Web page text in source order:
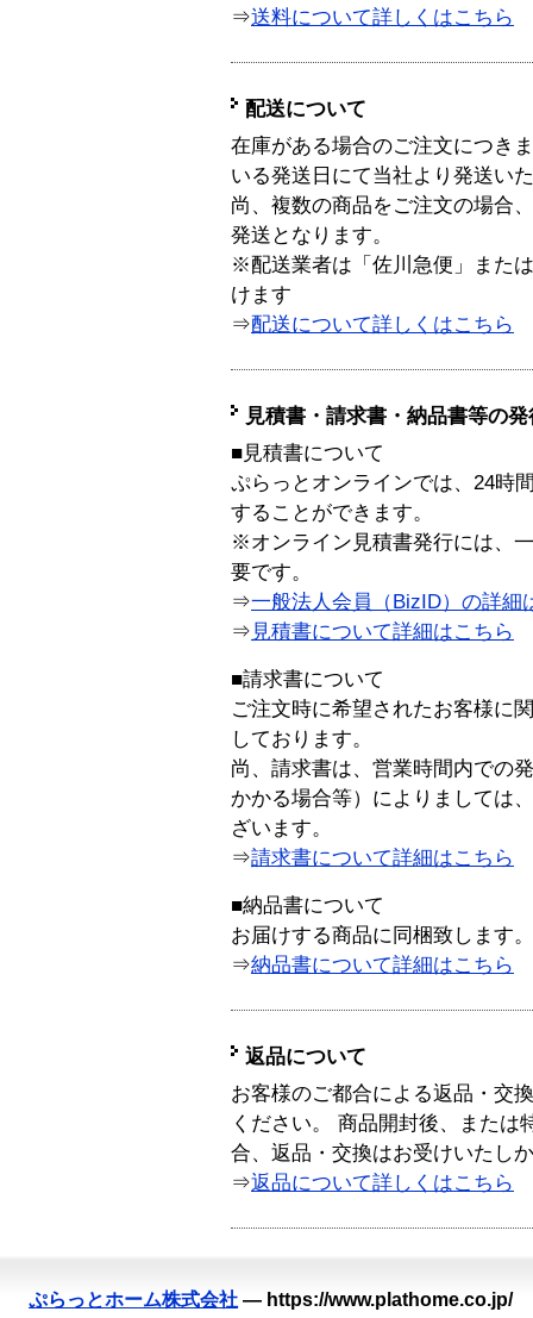
⇒送料について詳しくはこちら
配送について
在庫がある場合のご注文につき
いる発送日にて当社より発送い
尚、複数の商品をご注文の場合
発送となります。
※配送業者は「佐川急便」また
けます
⇒配送について詳しくはこちら
見積書・請求書・納品書等の
■見積書について
ぷらっとオンラインでは、24時
することができます。
※オンライン見積書発行には、
要です。
⇒一般法人会員（BizID）の詳細
⇒ 見積書について詳細はこちら
■請求書について
ご注文時に希望されたお客様に
しております。
尚、請求書は、営業時間内での
かかる場合等）によりましては
ざいます。
⇒請求書について詳細はこちら
■納品書について
お届けする商品に同梱致します。
⇒納品書について詳細はこちら
返品について
お客様のご都合による返品・交
ください。 商品開封後、または
合、返品・交換はお受けいたし
⇒返品について詳しくはこちら
ぷらっとホーム株式会社 — https://www.plathome.co.jp/